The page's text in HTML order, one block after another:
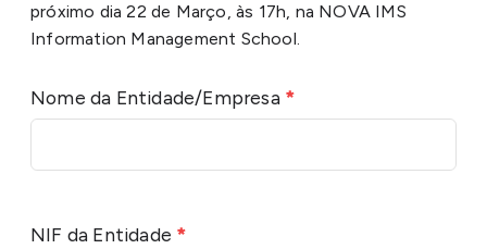
próximo dia 22 de Março, às 17h, na NOVA IMS
Information Management School.
Nome da Entidade/Empresa *
NIF da Entidade *